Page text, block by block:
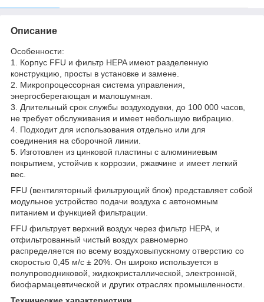
Описание
Особенности:
1. Корпус FFU и фильтр HEPA имеют разделенную
конструкцию, просты в установке и замене.
2. Микропроцессорная система управления,
энергосберегающая и малошумная.
3. Длительный срок службы воздуходувки, до 100 000 часов,
не требует обслуживания и имеет небольшую вибрацию.
4. Подходит для использования отдельно или для
соединения на сборочной линии.
5. Изготовлен из цинковой пластины с алюминиевым
покрытием, устойчив к коррозии, ржавчине и имеет легкий
вес.
FFU (вентиляторный фильтрующий блок) представляет собой
модульное устройство подачи воздуха с автономным
питанием и функцией фильтрации.
FFU фильтрует верхний воздух через фильтр HEPA, и
отфильтрованный чистый воздух равномерно
распределяется по всему воздуховыпускному отверстию со
скоростью 0,45 м/с ± 20%. Он широко используется в
полупроводниковой, жидкокристаллической, электронной,
биофармацевтической и других отраслях промышленности.
Технические характеристики